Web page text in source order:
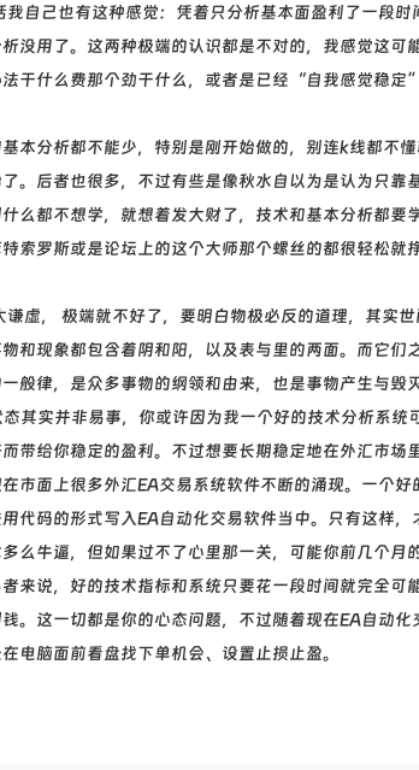
自己也有这种感觉：凭着只分析基本面盈利了一段时
没用了。这两种极端的认识都是不对的，我感觉这可
干什么费那个劲干什么，或者是已经“自我感觉稳定
本分析都不能少，特别是刚开始做的，别连k线都不
。后者也很多，不过有些是像秋水自以为是认为只靠
么都不想学，就想着发大财了，技术和基本分析都要
索罗斯或是论坛上的这个大师那个螺丝的都很轻松就
虚， 极端就不好了，要明白物极必反的道理，其实
和现象都包含着阴和阳，以及表与里的两面。而它们
般律，是众多事物的纲领和由来，也是事物产生与毁
其实并非易事，你或许因为我一个好的技术分析系统
带给你稳定的盈利。不过想要长期稳定地在外汇市场
市面上很多外汇EA交易系统软件不断的涌现。一个
代码的形式写入EA自动化交易软件当中。只有这样
么牛逼，但如果过不了心里那一关，可能你前几个月
来说，好的技术指标和系统只要花一段时间就完全可
。这一切都是你的心态问题，不过随着现在EA自动
电脑面前看盘找下单机会、设置止损止盈。